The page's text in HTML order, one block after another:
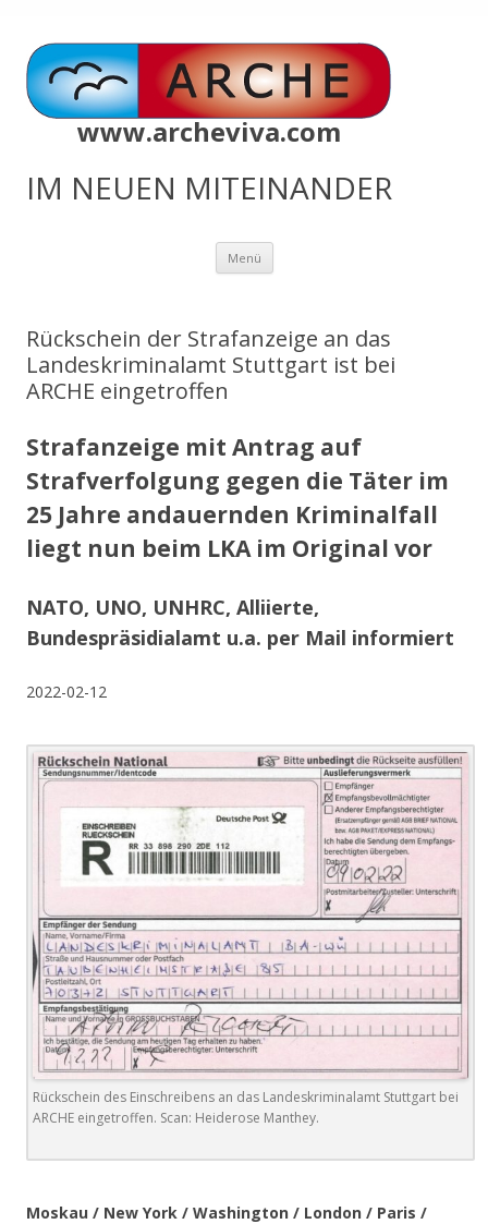
www.archeviva.com
IM NEUEN MITEINANDER
Menü Zum
springen
Rückschein der Strafanzeige an das
Landeskriminalamt Stuttgart ist bei
ARCHE eingetroffen
Strafanzeige mit Antrag auf
Strafverfolgung gegen die Täter im
25 Jahre andauernden Kriminalfall
liegt nun beim LKA im Original vor
NATO, UNO, UNHRC, Alliierte,
Bundespräsidialamt u.a. per Mail informiert
2022-02-12
Rückschein des Einschreibens an das Landeskriminalamt Stuttgart bei
ARCHE eingetroffen. Scan: Heiderose Manthey.
Moskau / New York / Washington / London / Paris /